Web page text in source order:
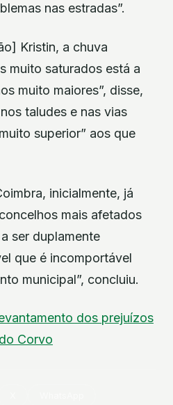
nas estradas”.
Kristin, a chuva
muito saturados está a
muito maiores”, disse,
taludes e nas vias
superior” aos que
inicialmente, já
mais afetados
ser duplamente
que é incomportável
municipal”, concluiu.
dos prejuízos
Corvo